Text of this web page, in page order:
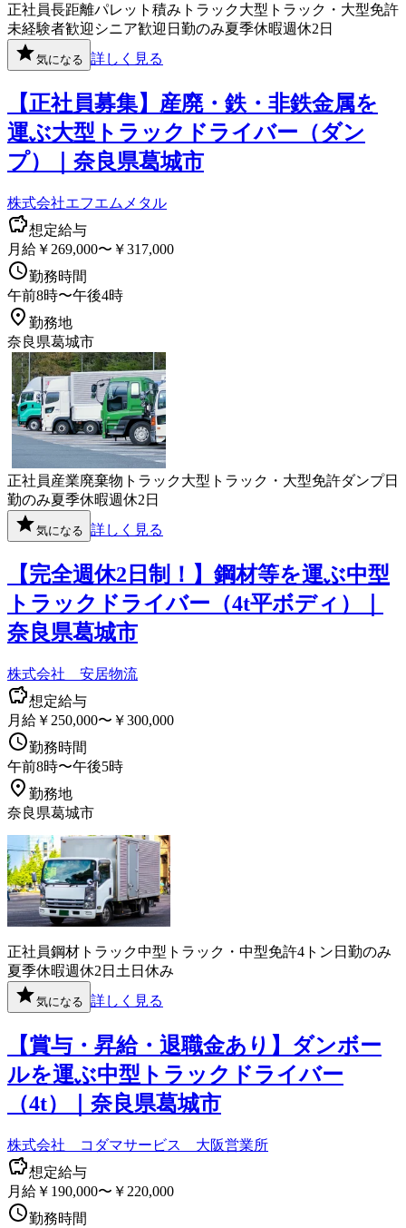
正社員長距離パレット積み トラック大型トラック・大型免許
未経験者歓迎 シニア歓迎 日勤のみ夏季休暇週休2日
気になる 詳しく見る
【正社員募集】産廃・鉄・非鉄金属を
運ぶ大型トラックドライバー（ダン
プ）｜奈良県葛城市
株式会社エフエムメタル
想定給与
月給￥269,000〜￥317,000
勤務時間
午前8時〜午後4時
勤務地
奈良県葛城市
正社員産業廃棄物 トラック大型トラック・大型免許ダンプ日
勤のみ夏季休暇週休2日
気になる 詳しく見る
【完全週休2日制！】鋼材等を運ぶ中型
トラックドライバー（4t平ボディ）｜
奈良県葛城市
株式会社 安居物流
想定給与
月給￥250,000〜￥300,000
勤務時間
午前8時〜午後5時
勤務地
奈良県葛城市
正社員鋼材 トラック中型トラック・中型免許4トン 日勤のみ
夏季休暇週休2日 土日休み
気になる 詳しく見る
【賞与・昇給・退職金あり】ダンボー
ルを運ぶ中型トラックドライバー
（4t）｜奈良県葛城市
株式会社 コダマサービス 大阪営業所
想定給与
月給￥190,000〜￥220,000
勤務時間